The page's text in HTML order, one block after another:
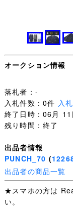
オークション情報
落札者：-
入札件数：0件 入
終了日時：06月
残り時間：終了
出品者情報
PUNCH_70 (
出品者の商品一覧
★スマホの方は
い。